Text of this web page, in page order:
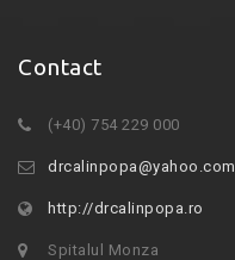
Contact
(+40) 754 229 000
drcalinpopa@yahoo.com
http://drcalinpopa.ro
Spitalul Monza